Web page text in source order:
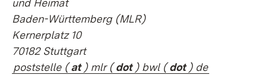
und Heimat
Baden-Württemberg (MLR)
Kernerplatz 10
70182 Stuttgart
poststelle (at) mlr (dot) bwl (dot) de